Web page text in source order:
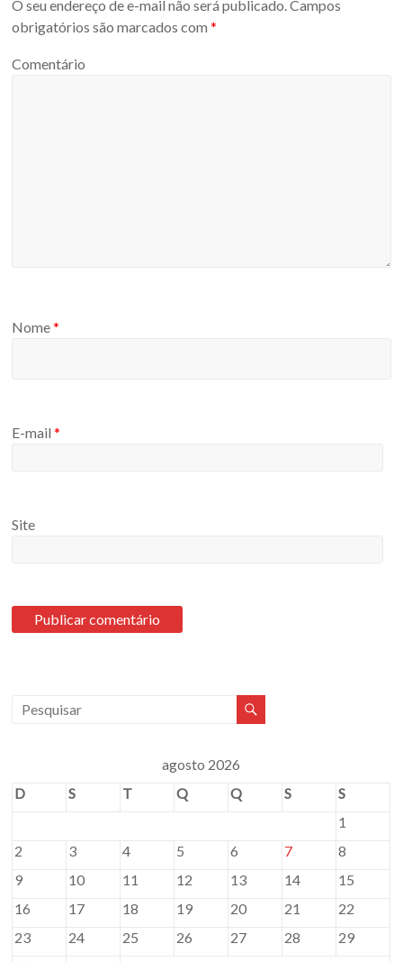
O seu endereço de e-mail não será publicado. Campos
obrigatórios são marcados com*
Comentário
Nome*
E-mail*
Site
agosto 2026
D
S T Q Q S
S
1
2
3 4 5 6 7
8
9
10 11 12 13 14
15
16
17 18 19 20 21
22
23
24 25 26 27 28
29